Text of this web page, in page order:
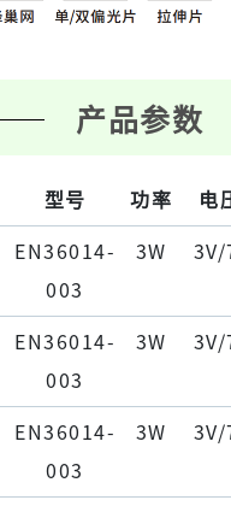
产品参数
型号 功率 电
EN36014-
003
3W 3V/
EN36014-
003
3W 3V/
EN36014-
003
3W 3V/